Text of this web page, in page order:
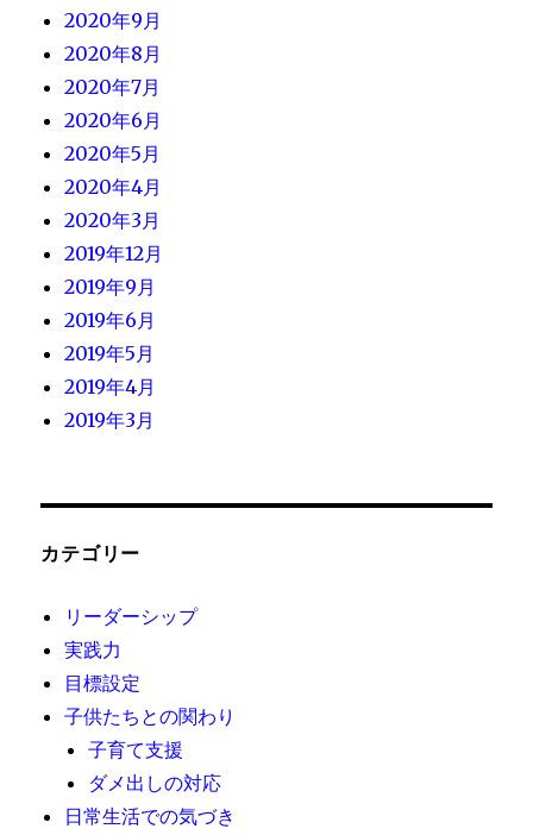
2020年9月
2020年8月
2020年7月
2020年6月
2020年5月
2020年4月
2020年3月
2019年12月
2019年9月
2019年6月
2019年5月
2019年4月
2019年3月
カテゴリー
リーダーシップ
実践力
目標設定
子供たちとの関わり
子育て支援
ダメ出しの対応
日常生活での気づき